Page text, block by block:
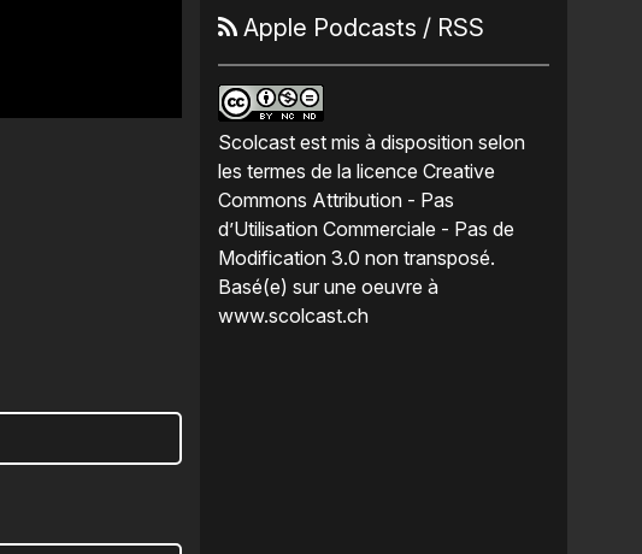
Apple Podcasts / RSS
Scolcast est mis à disposition selon
les termes de la licence Creative
Commons Attribution - Pas
d’Utilisation Commerciale - Pas de
Modification 3.0 non transposé.
Basé(e) sur une oeuvre à
www.scolcast.ch